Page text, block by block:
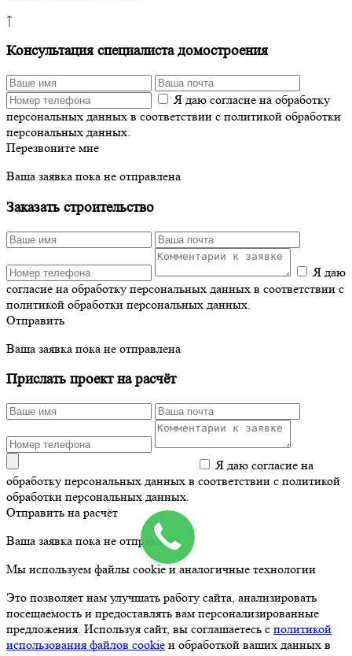
↑
Консультация специалиста домостроения
Я даю согласие на обработку
персональных данных в соответствии с политикой обработки
персональных данных.
Перезвоните мне
Ваша заявка пока не отправлена
Заказать строительство
Я даю
согласие на обработку персональных данных в соответствии с
политикой обработки персональных данных.
Отправить
Ваша заявка пока не отправлена
Прислать проект на расчёт
Я даю согласие на
обработку персональных данных в соответствии с политикой
обработки персональных данных.
Отправить на расчёт
Ваша заявка пока не отправлена
Мы используем файлы cookie и аналогичные технологии
Это позволяет нам улучшать работу сайта, анализировать
посещаемость и предоставлять вам персонализированные
предложения. Используя сайт, вы соглашаетесь с политикой
использования файлов cookie и обработкой ваших данных в